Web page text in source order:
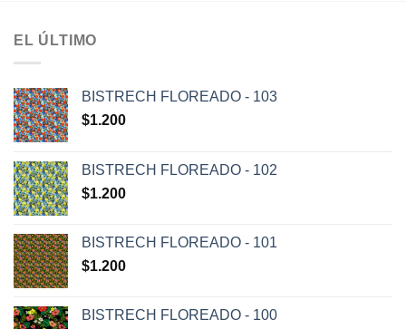
EL ÚLTIMO
BISTRECH FLOREADO - 103
$1.200
BISTRECH FLOREADO - 102
$1.200
BISTRECH FLOREADO - 101
$1.200
BISTRECH FLOREADO - 100